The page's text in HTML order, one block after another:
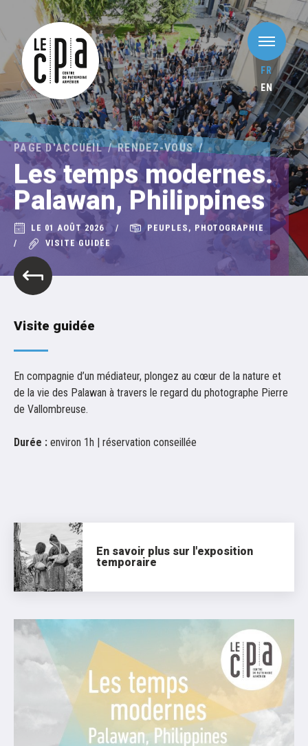
FR
EN
PAGE D'ACCUEIL RENDEZ-VOUS
Les temps modernes.
Palawan, Philippines
LE 01 AOÛT 2026
PEUPLES, PHOTOGRAPHIE
VISITE GUIDÉE
Visite guidée
En compagnie d’un médiateur, plongez au cœur de la nature et
de la vie des Palawan à travers le regard du photographe Pierre
de Vallombreuse.
Durée : environ 1h | réservation conseillée
En savoir plus sur l'exposition
temporaire